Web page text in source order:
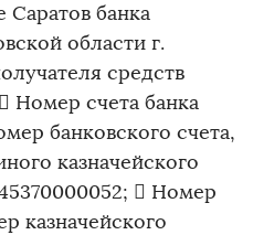
Саратов банка
области г.
средств
Номер счета банка
банковского счета,
казначейского
 Номер
казначейского